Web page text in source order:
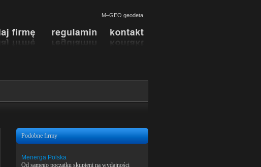
M–GEO geodeta
Podobne firmy
Menerga Polska
Od samego początku skupieni na wydajności